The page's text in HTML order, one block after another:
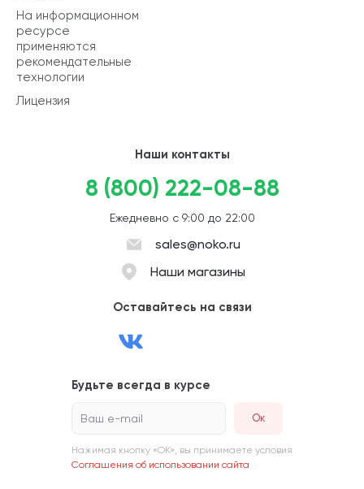
На информационном
ресурсе
применяются
рекомендательные
технологии
Лицензия
Наши контакты
8 (800) 222-08-88
Ежедневно с 9:00 до 22:00
sales@noko.ru
Наши магазины
Оставайтесь на связи
Будьте всегда в курсе
Ваш e-mail
Нажимая кнопку «ОК», вы принимаете условия
Соглашения об использовании сайта